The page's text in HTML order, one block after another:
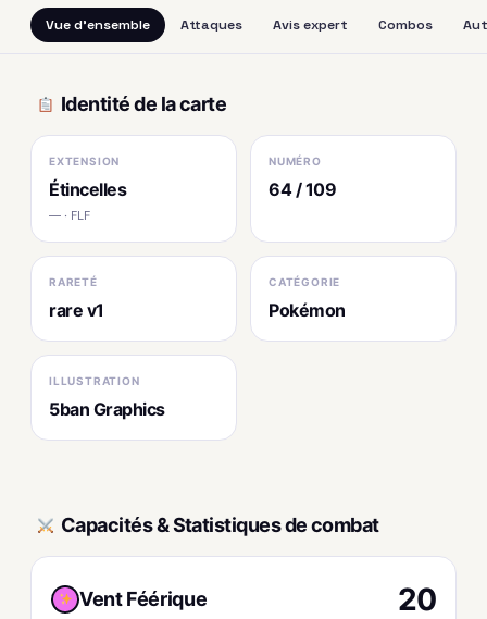
Vue d'ensemble Attaques Avis expert Combos
Identité de la carte
EXTENSION
Étincelles
— · FLF
NUMÉRO
64 / 109
RARETÉ
rare v1
CATÉGORIE
Pokémon
ILLUSTRATION
5ban Graphics
Capacités & Statistiques de combat
Vent Féérique 20